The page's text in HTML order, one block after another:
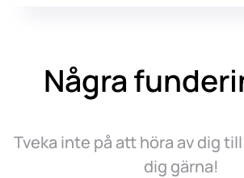
Några
Tveka inte på att höra av dig
dig gärna!